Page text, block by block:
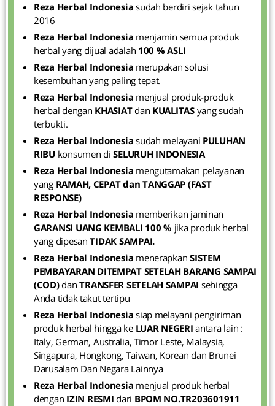
Reza Herbal Indonesia sudah berdiri sejak tahun
2016
Reza Herbal Indonesia menjamin semua produk
herbal yang dijual adalah 100 % ASLI
Reza Herbal Indonesia merupakan solusi
kesembuhan yang paling tepat.
Reza Herbal Indonesia menjual produk-produk
herbal dengan KHASIATdan KUALITASyang sudah
terbukti.
Reza Herbal Indonesiasudah melayani PULUHAN
RIBU konsumen diSELURUH INDONESIA
Reza Herbal Indonesia mengutamakan pelayanan
yang RAMAH, CEPAT dan TANGGAP (FAST
RESPONSE)
Reza Herbal Indonesia memberikan jaminan
GARANSI UANG KEMBALI 100 % jika produk herbal
yang dipesan TIDAK SAMPAI.
Reza Herbal Indonesia menerapkanSISTEM
PEMBAYARAN DITEMPAT SETELAH BARANG SAMPAI
(COD)danTRANSFER SETELAH SAMPAI sehingga
Anda tidak takut tertipu
Reza Herbal Indonesia siap melayani pengiriman
produk herbal hingga keLUAR NEGERI antara lain :
Italy, German, Australia, Timor Leste, Malaysia,
Singapura, Hongkong, Taiwan, Korean dan Brunei
Darusalam Dan Negara Lainnya
Reza Herbal Indonesia menjual produk herbal
dengan IZIN RESMI dari BPOM NO.TR203601911